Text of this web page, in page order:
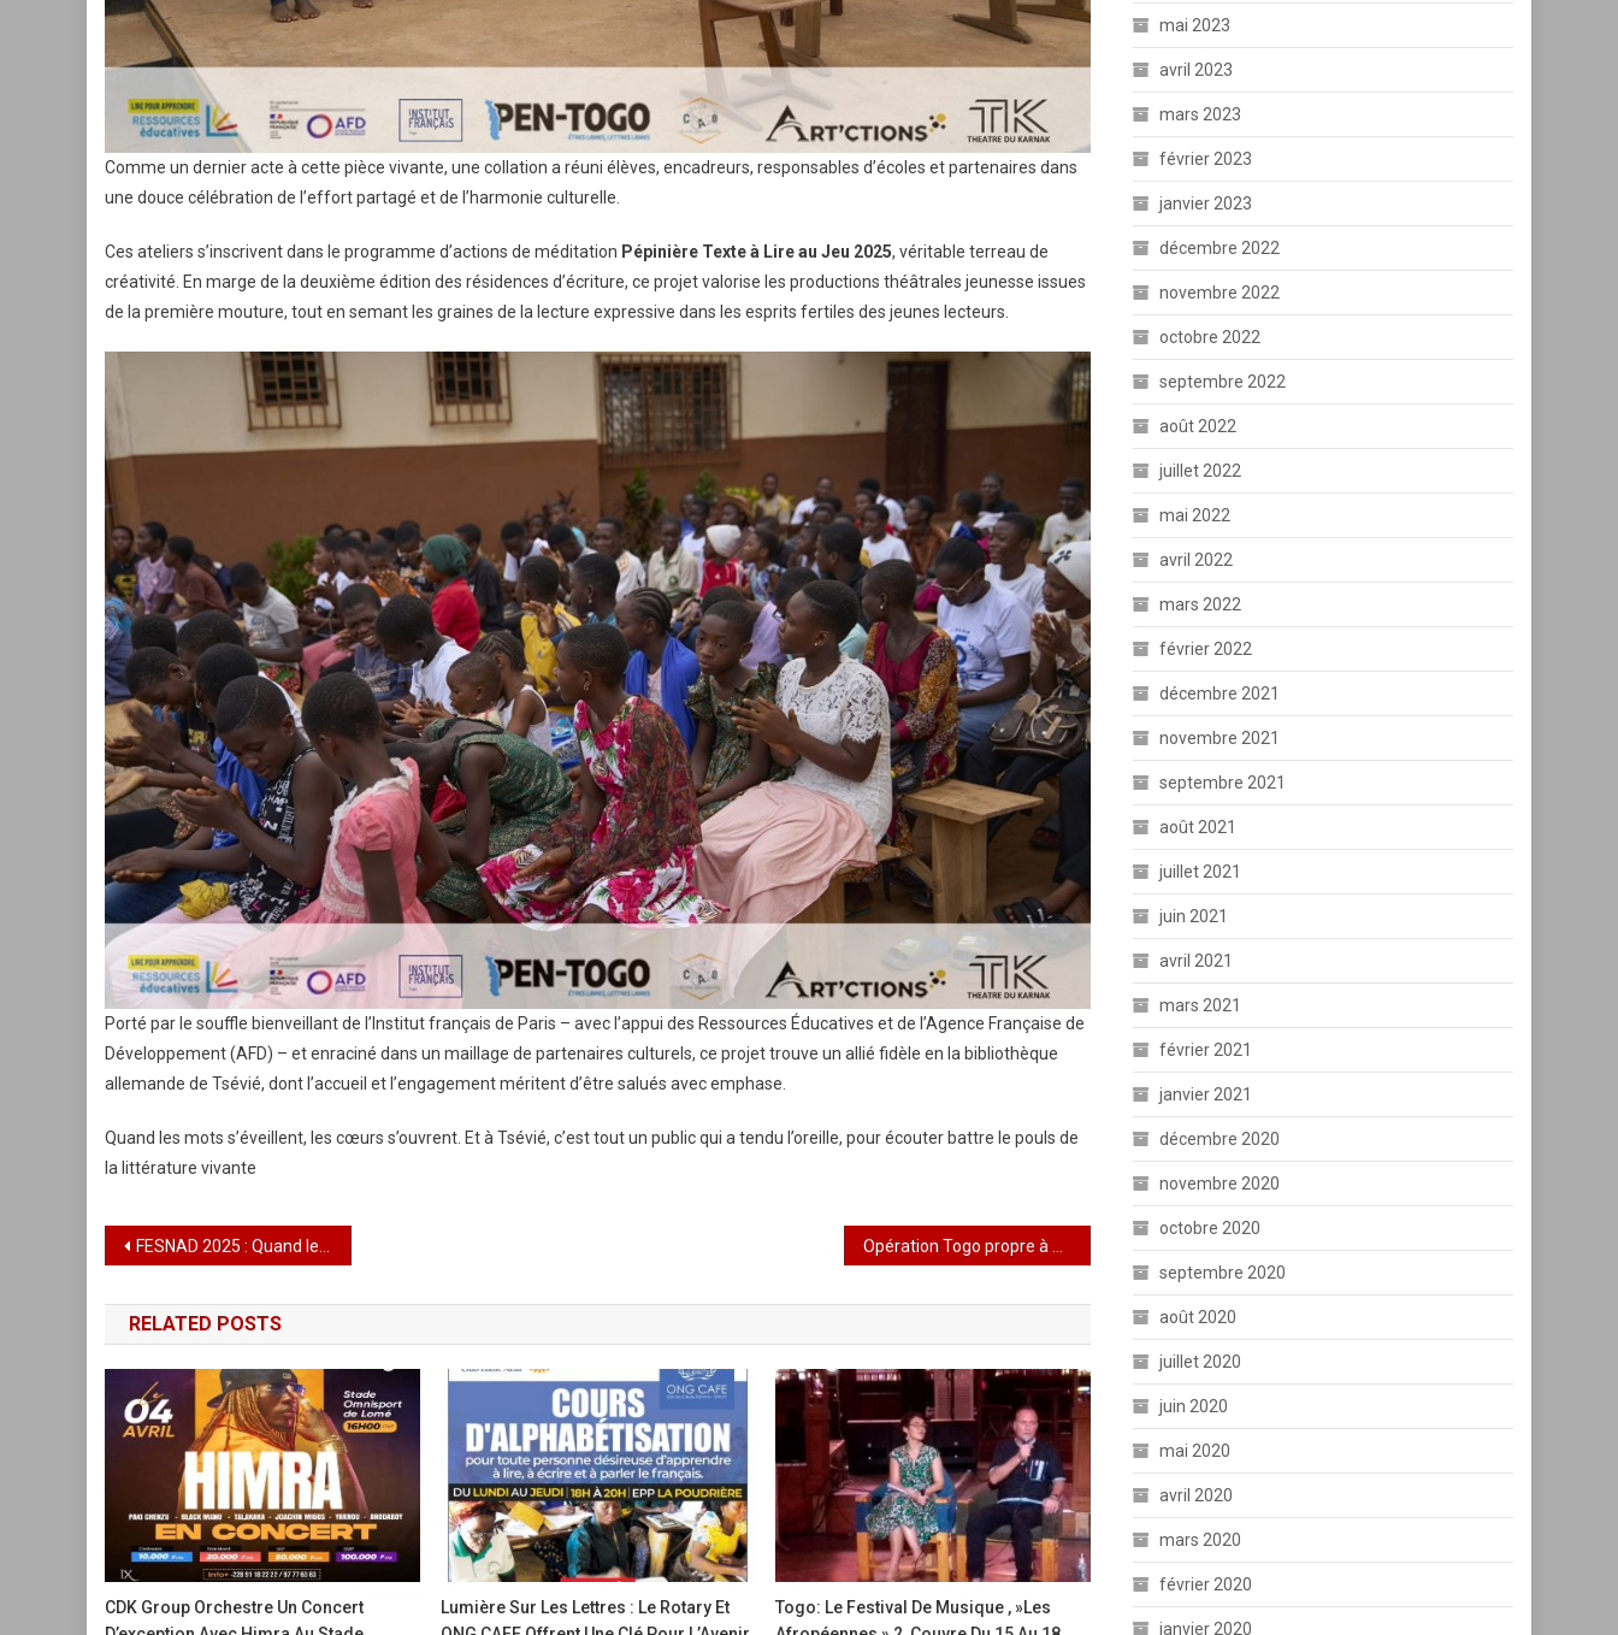
Comme un dernier acte à cette pièce vivante, une collation a réuni élèves, encadreurs, responsables d’écoles et partenaires dans
une douce célébration de l’effort partagé et de l’harmonie culturelle.
Ces ateliers s’inscrivent dans le programme d’actions de méditation Pépinière Texte à Lire au Jeu 2025, véritable terreau de
créativité. En marge de la deuxième édition des résidences d’écriture, ce projet valorise les productions théâtrales jeunesse issues
de la première mouture, tout en semant les graines de la lecture expressive dans les esprits fertiles des jeunes lecteurs.
Porté par le souffle bienveillant de l’Institut français de Paris – avec l’appui des Ressources Éducatives et de l’Agence Française de
Développement (AFD) – et enraciné dans un maillage de partenaires culturels, ce projet trouve un allié fidèle en la bibliothèque
allemande de Tsévié, dont l’accueil et l’engagement méritent d’être salués avec emphase.
Quand les mots s’éveillent, les cœurs s’ouvrent. Et à Tsévié, c’est tout un public qui a tendu l’oreille, pour écouter battre le pouls de
la littérature vivante
Navigation
de
l’article
FESNAD 2025 : Quand le Togo danse sa mémoire et chante son avenir
RELATED POSTS
CDK Group Orchestre Un Concert
Lumière Sur Les Lettres : Le Rotary Et
Togo: Le Festival De Musique , »Les
mai 2023
avril 2023
mars 2023
février 2023
janvier 2023
décembre 2022
novembre 2022
octobre 2022
septembre 2022
août 2022
juillet 2022
mai 2022
avril 2022
mars 2022
février 2022
décembre 2021
novembre 2021
septembre 2021
août 2021
juillet 2021
juin 2021
avril 2021
mars 2021
février 2021
janvier 2021
décembre 2020
novembre 2020
octobre 2020
septembre 2020
août 2020
juillet 2020
juin 2020
mai 2020
avril 2020
mars 2020
février 2020
janvier 2020